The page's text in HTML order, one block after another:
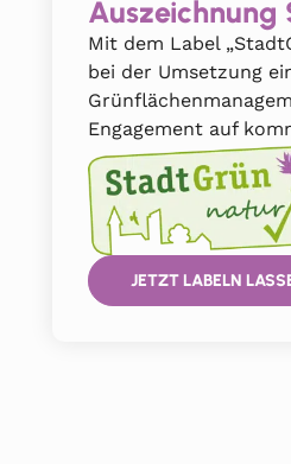
Auszeichnung
Mit dem Label
bei der Umsetzung
Engagement auf
JETZT LABELN